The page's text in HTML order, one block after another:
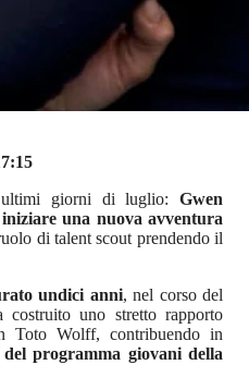
giorni di luglio: Gwen
una nuova avventura
di talent scout prendendo il
undici anni, nel corso del
uno stretto rapporto
Toto Wolff, contribuendo in
del programma giovani della